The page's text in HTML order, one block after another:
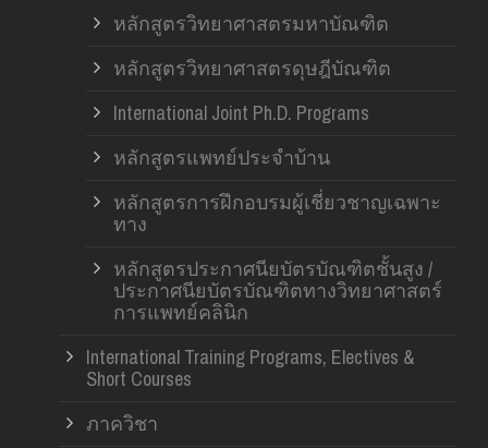
หลักสูตรวิทยาศาสตรมหาบัณฑิต
หลักสูตรวิทยาศาสตรดุษฎีบัณฑิต
International Joint Ph.D. Programs
หลักสูตรแพทย์ประจำบ้าน
หลักสูตรการฝึกอบรมผู้เชี่ยวชาญเฉพาะ
ทาง
หลักสูตรประกาศนียบัตรบัณฑิตชั้นสูง /
ประกาศนียบัตรบัณฑิตทางวิทยาศาสตร์
การแพทย์คลินิก
International Training Programs, Electives &
Short Courses
ภาควิชา